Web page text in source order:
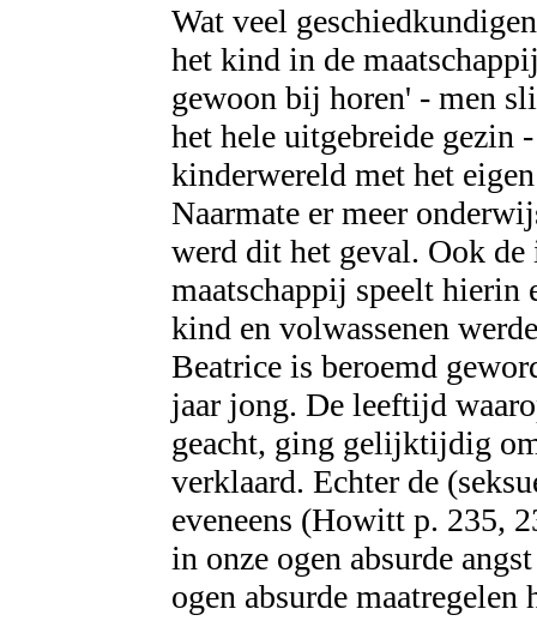
Wat veel
het kind in de
gewoon bij horen' - men
het hele uitgebreide gezin
kinderwereld met het
Naarmate er meer
werd dit het geval. Ook
maatschappij speelt hierin
kind en volwassenen
Beatrice is beroemd
jaar jong. De leeftijd
geacht, ging gelijktijdig
verklaard. Echter de
eveneens (Howitt p. 235,
in onze ogen absurde
ogen absurde maatregelen